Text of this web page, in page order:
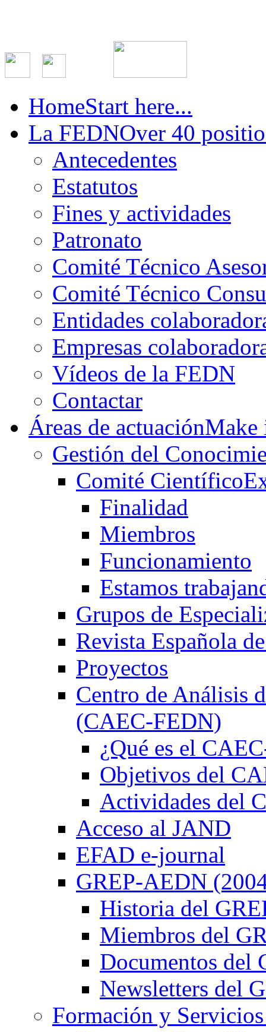
HomeStart here...
La FEDNOver 40
Antecedentes
Estatutos
Fines y actividades
Patronato
Comité Técnico
Comité Técnico
Entidades
Empresas
Vídeos de la FEDN
Contactar
Áreas de actuación
Gestión del
Comité Científico
Finalidad
Miembros
Funcionamiento
Estamos
Grupos de
Revista Española
Proyectos
Centro de Análisis
(CAEC-FEDN)
¿Qué es el
Objetivos del
Actividades del
Acceso al JAND
EFAD e-journal
GREP-AEDN
Historia del
Miembros del
Documentos del
Newsletters del
Formación y